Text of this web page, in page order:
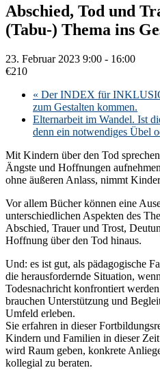
Abschied, Tod und
(Tabu-) Thema ins
23. Februar 2023 9:00 - 16:00
€210
« Der INDEX für
zum Gestalten kommen.
Elternarbeit im Wandel. Ist
denn ein notwendiges Übel
Mit Kindern über den Tod
Ängste und Hoffnungen
ohne äußeren Anlass, nimmt
Vor allem Bücher können eine
unterschiedlichen Aspekten des
Abschied, Trauer und Trost,
Hoffnung über den Tod hinaus.
Und: es ist gut, als pädagogische
die herausfordernde Situation,
Todesnachricht konfrontiert
brauchen Unterstützung und
Umfeld erleben.
Sie erfahren in dieser
Kindern und Familien in dieser
wird Raum geben, konkrete
kollegial zu beraten.